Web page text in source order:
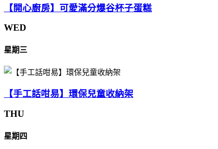
【開心廚房】可愛滿分爆谷杯子蛋糕
WED
星期三
【手工話咁易】環保兒童收納架
THU
星期四